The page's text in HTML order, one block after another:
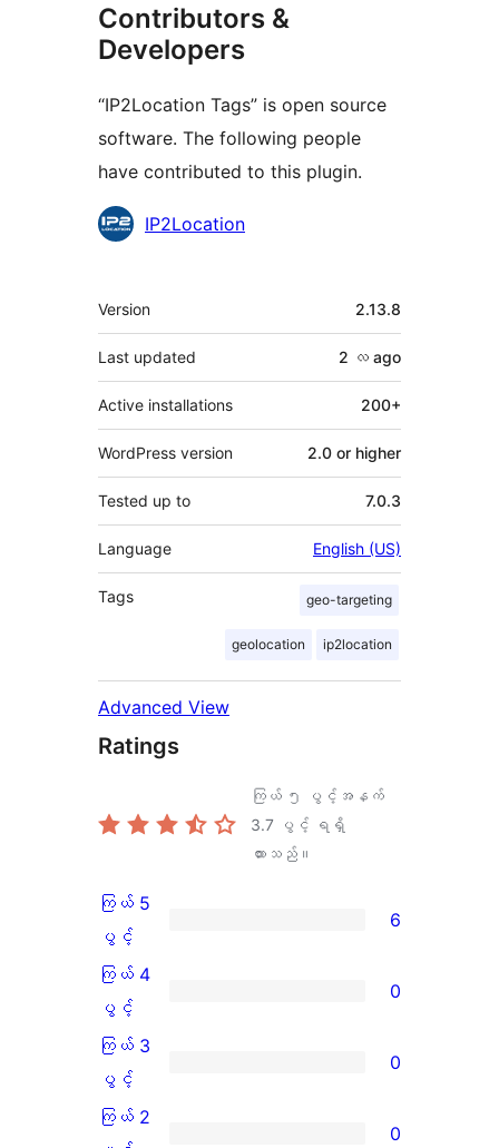
Contributors &
Developers
“IP2Location Tags” is open source
software. The following people
have contributed to this plugin.
Contributors
IP2Location
Meta
Version 2.13.8
Last updated 2 လ ago
Active installations 200+
WordPress version 2.0 or higher
Tested up to 7.0.3
Language English (US)
Tags geo-targeting
geolocation ip2location
Advanced View
Ratings
ကြယ် ၅ ပွင့်အနက်
3.7 ပွင့် ရရှိ
ထားသည်။
ကြယ်
5
ပွင့်
အဆင့်
သုံးသပ်
ကြယ် 5
ပွင့်
6
ကြယ်
4
ပွင့်
အဆင့်
သုံးသပ်
ကြယ် 4
ပွင့်
0
ကြယ်
3
ကြယ် 3
ပွင့်
0
ကြယ် 2
0